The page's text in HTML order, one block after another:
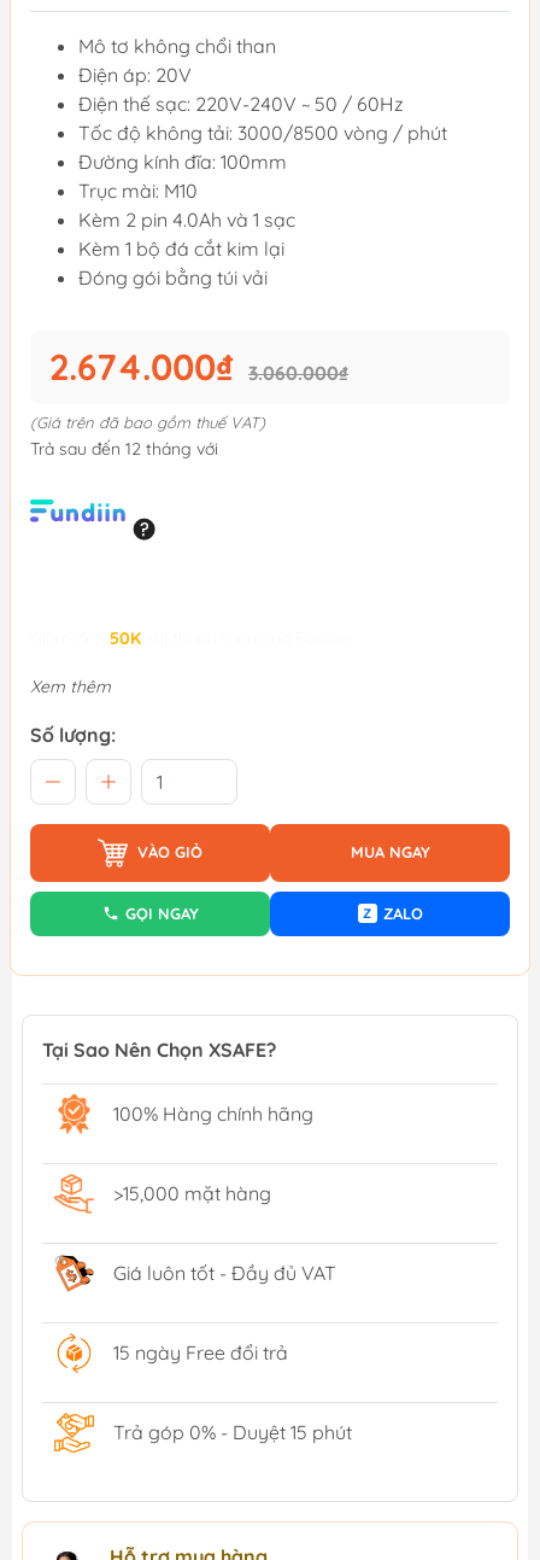
Mô tơ không chổi than
Điện áp: 20V
Điện thế sạc: 220V-240V ~ 50 / 60Hz
Tốc độ không tải: 3000/8500 vòng / phút
Đường kính đĩa: 100mm
Trục mài: M10
Kèm 2 pin 4.0Ah và 1 sạc
Kèm 1 bộ đá cắt kim lại
Đóng gói bằng túi vải
2.674.000₫ 3.060.000₫
(Giá trên đã bao gồm thuế VAT)
Trả sau đến 12 tháng với
50K
Xem thêm
Số lượng:
VÀO GIỎ MUA NGAY
GỌI NGAY Z ZALO
Tại Sao Nên Chọn XSAFE?
100% Hàng chính hãng
>15,000 mặt hàng
Giá luôn tốt - Đầy đủ VAT
15 ngày Free đổi trả
Trả góp 0% - Duyệt 15 phút